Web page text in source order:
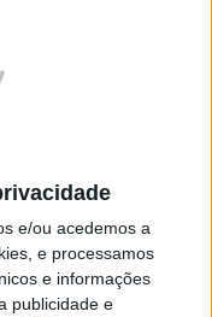
e/ou acedemos a
e processamos
e informações
publicidade e
de barragens,
nacional e
reduzidos níveis
Comprida, tendo
tendo sido dado